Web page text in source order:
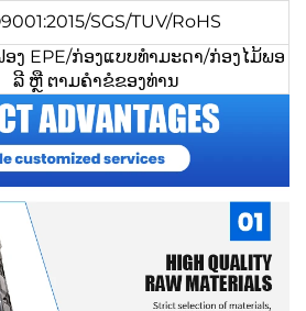
SGS/TUV/RoHS
ອງ EPE/ກ່ອງແບບທຳມະດາ/ກ່ອງໄມ້ພອ
ລີ ຫຼື ຕາມຄຳຂໍຂອງທ່ານ